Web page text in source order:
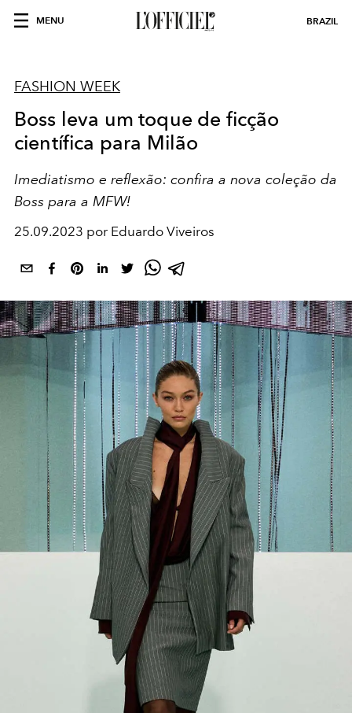
MENU BRAZIL
FASHION WEEK
Boss leva um toque de ficção
científica para Milão
Imediatismo e reflexão: confira a nova coleção da
Boss para a MFW!
25.09.2023 por Eduardo Viveiros